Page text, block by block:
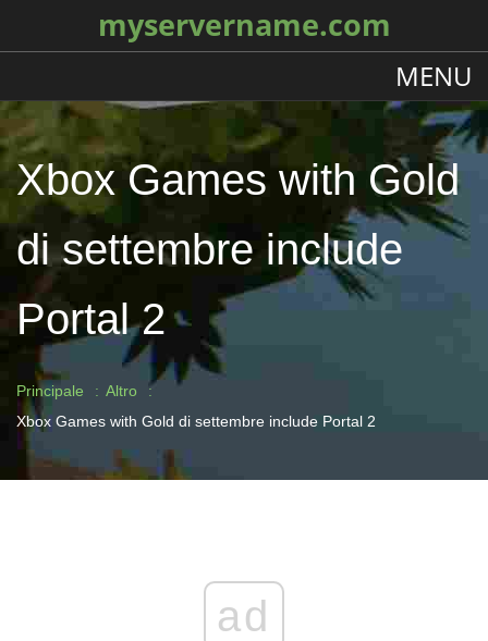
myservername.com
MENU
Xbox Games with Gold
di settembre include
Portal 2
Principale
Altro
Xbox Games with Gold di settembre include Portal 2
ad